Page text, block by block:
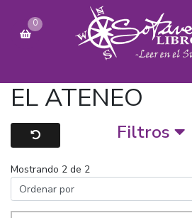
0
EL ATENEO
Filtros
Mostrando 2 de 2